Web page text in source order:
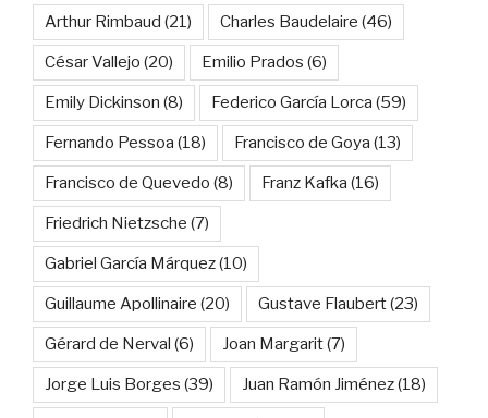
Arthur Rimbaud (21) Charles Baudelaire (46)
César Vallejo (20) Emilio Prados (6)
Emily Dickinson (8) Federico García Lorca (59)
Fernando Pessoa (18) Francisco de Goya (13)
Francisco de Quevedo (8) Franz Kafka (16)
Friedrich Nietzsche (7)
Gabriel García Márquez(10)
Guillaume Apollinaire (20) Gustave Flaubert(23)
Gérard de Nerval (6) Joan Margarit(7)
Jorge Luis Borges (39) Juan Ramón Jiménez(18)